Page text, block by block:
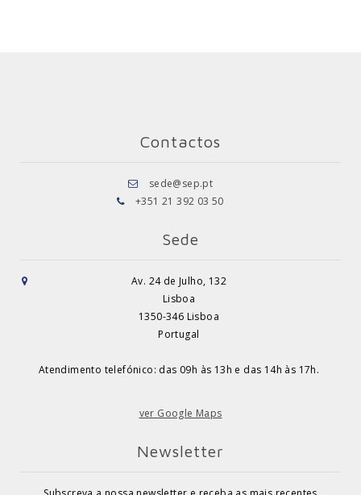
Contactos
sede@sep.pt
+351 21 392 03 50
Sede
Av. 24 de Julho, 132
Lisboa
1350-346 Lisboa
Portugal
Atendimento telefónico: das 09h às 13h e das 14h às 17h.
ver Google Maps
Newsletter